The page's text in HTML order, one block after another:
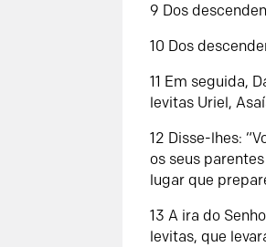
9 Dos
10 Dos
11 Em seguida,
levitas Uriel,
12 Disse-lhes:
os seus
lugar que
13 A ira do
levitas, que